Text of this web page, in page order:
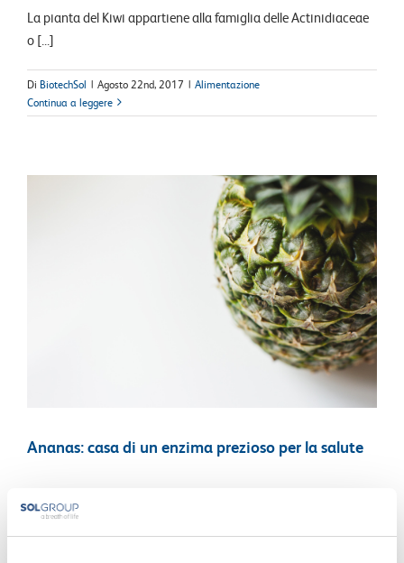
La pianta del Kiwi appartiene alla famiglia delle Actinidiaceae
o [...]
Di BiotechSol | Agosto 22nd, 2017 | Alimentazione
Continua a leggere
Ananas: casa di un enzima prezioso per la salute
definì l’ananas [...]